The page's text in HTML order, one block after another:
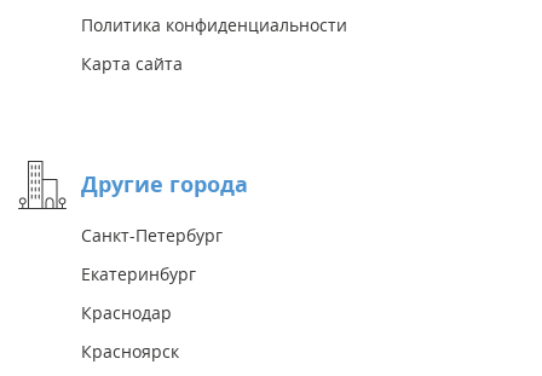
Политика конфиденциальности
Карта сайта
Другие города
Санкт-Петербург
Екатеринбург
Краснодар
Красноярск